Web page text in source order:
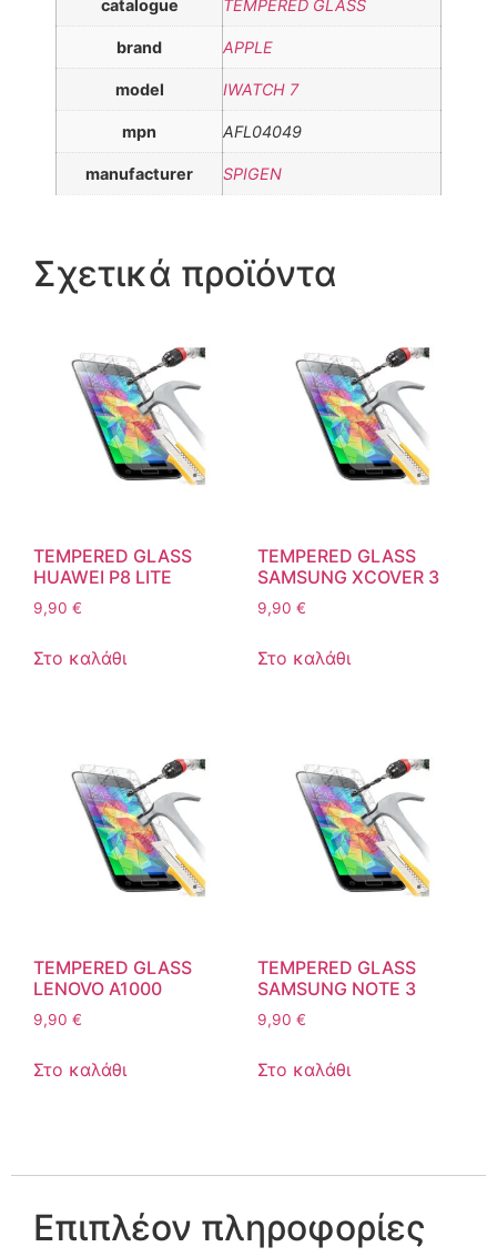
catalogue TEMPERED GLASS
brand APPLE
model IWATCH 7
mpn AFL04049
manufacturer SPIGEN
Σχετικά προϊόντα
TEMPERED GLASS
HUAWEI P8 LITE
9,90 €
Στο καλάθι
TEMPERED GLASS
SAMSUNG XCOVER 3
9,90 €
Στο καλάθι
TEMPERED GLASS
LENOVO A1000
9,90 €
Στο καλάθι
TEMPERED GLASS
SAMSUNG NOTE 3
9,90 €
Στο καλάθι
Επιπλέον πληροφορίες